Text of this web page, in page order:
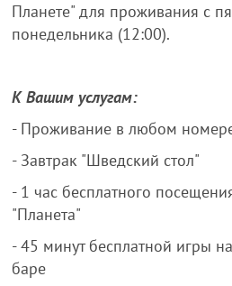
Планете" для проживания с
понедельника (12:00).
К Вашим услугам:
- Проживание в любом
- Завтрак "Шведский стол"
- 1 час бесплатного
"Планета"
- 45 минут бесплатной игры
баре